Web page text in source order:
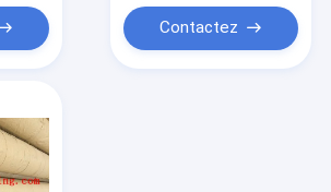
souche d'acier inoxydable
carbone d'api
Contactez